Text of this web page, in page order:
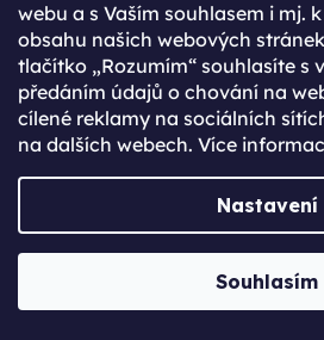
webu a s Vaším souhlasem i mj.
obsahu našich webových
tlačítko „Rozumím“ souhlasíte s
předáním údajů o chování na
cílené reklamy na sociálních
na dalších webech. Více
Nastavení
Souhlasím
Najdi svůj
Nejlepší foťák
Pro